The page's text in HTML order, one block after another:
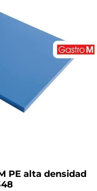
PE alta densidad